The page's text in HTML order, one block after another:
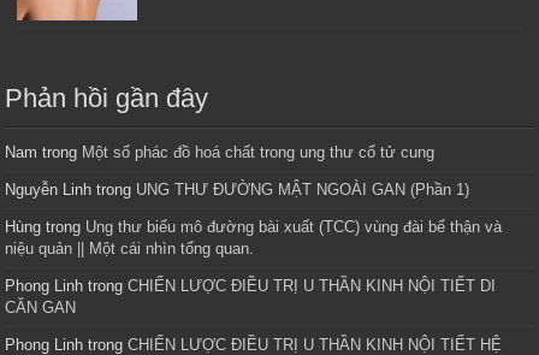
Phản hồi gần đây
Nam trong Một số phác đồ hoá chất trong ung thư cổ tử cung
Nguyễn Linh trong UNG THƯ ĐƯỜNG MẬT NGOÀI GAN (Phần 1)
Hùng trong Ung thư biểu mô đường bài xuất (TCC) vùng đài bể thận và
niệu quản || Một cái nhìn tổng quan.
Phong Linh trongCHIẾN LƯỢC ĐIỀU TRỊ U THẦN KINH NỘI TIẾT DI
CĂN GAN
Phong Linh trongCHIẾN LƯỢC ĐIỀU TRỊ U THẦN KINH NỘI TIẾT HỆ